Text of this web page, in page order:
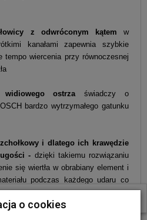
z odwróconym kątem w
kanałami zapewnia szybkie
tempo wiercenia przy równoczesnej
widiowego ostrza świadczy o
bardzo wytrzymałego gatunku
i dlatego ich krawędzie
- dzięki takiemu rozwiązaniu
się wiertła w obrabiany element i
podczas każdego udaru co
dużej wydajności wiercenia.
interesuje się
o cookies